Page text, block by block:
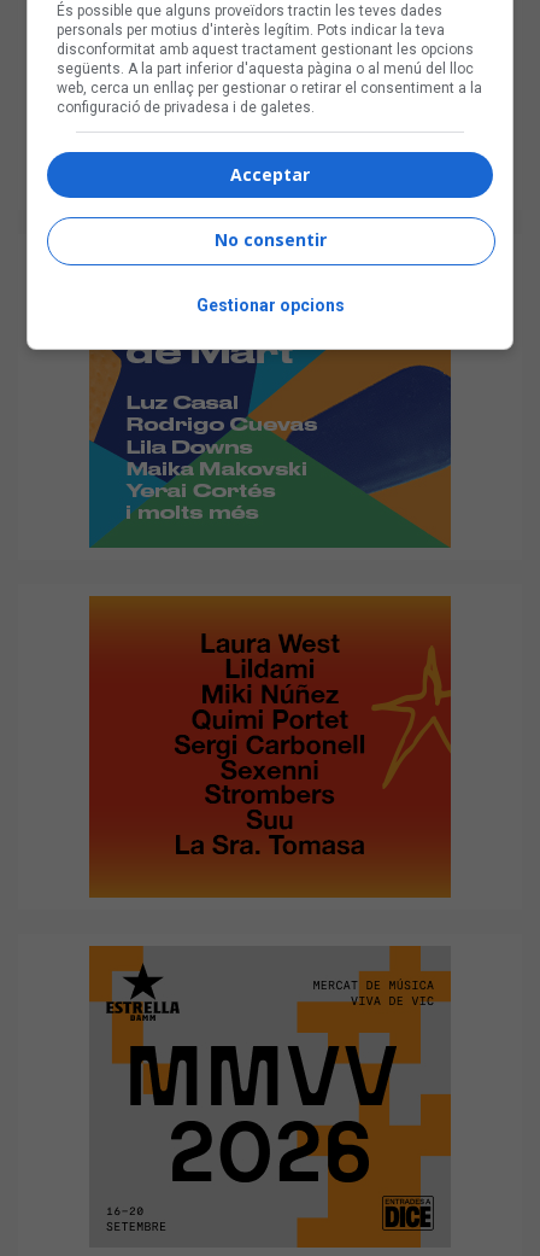
És possible que alguns proveïdors tractin les teves dades
personals per motius d'interès legítim. Pots indicar la teva
disconformitat amb aquest tractament gestionant les opcions
següents. A la part inferior d'aquesta pàgina o al menú del lloc
web, cerca un enllaç per gestionar o retirar el consentiment a la
configuració de privadesa i de galetes.
Acceptar
No consentir
Gestionar opcions